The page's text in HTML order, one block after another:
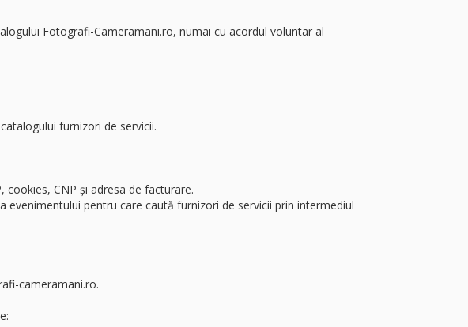
Fotografi-Cameramani.ro, numai cu acordul voluntar al
furnizori de servicii.
CNP și adresa de facturare.
pentru care caută furnizori de servicii prin intermediul
cameramani.ro.